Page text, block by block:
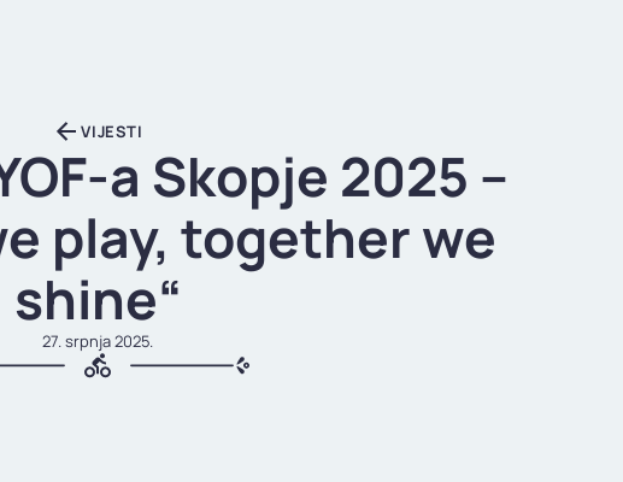
VIJESTI
a Skopje 2025 –
play, together we
shine“
27. srpnja 2025.